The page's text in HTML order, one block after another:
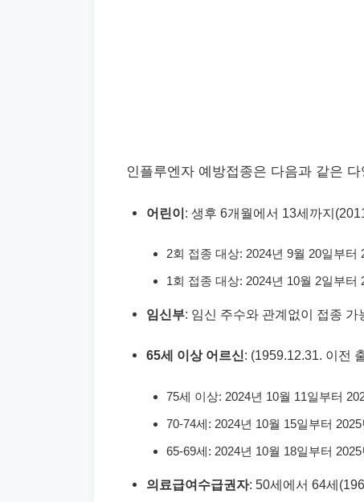
인플루엔자 예방접종은 다음과 같은
어린이: 생후 6개월에서 13세까지
2회 접종 대상: 2024년 9월 20일부터
1회 접종 대상: 2024년 10월 2일부터
임신부: 임신 주수와 관계없이 접종
65세 이상 어르신: (1959.12.31. 이전
75세 이상: 2024년 10월 11일부터
70-74세: 2024년 10월 15일부터
65-69세: 2024년 10월 18일부터
의료급여수급권자: 50세에서 64세